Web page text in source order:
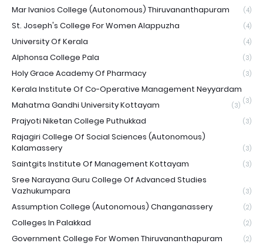
Mar Ivanios College (Autonomous) Thiruvananthapuram (4)
St. Joseph's College For Women Alappuzha (4)
University Of Kerala (4)
Alphonsa College Pala (3)
Holy Grace Academy Of Pharmacy (3)
Kerala Institute Of Co-Operative Management Neyyardam
(3)
Mahatma Gandhi University Kottayam (3)
Prajyoti Niketan College Puthukkad (3)
Rajagiri College Of Social Sciences (Autonomous)
Kalamassery
(3)
Saintgits Institute Of Management Kottayam (3)
Sree Narayana Guru College Of Advanced Studies
Vazhukumpara
(3)
Assumption College (Autonomous) Changanassery (2)
Colleges In Palakkad (2)
Government College For Women Thiruvananthapuram (2)